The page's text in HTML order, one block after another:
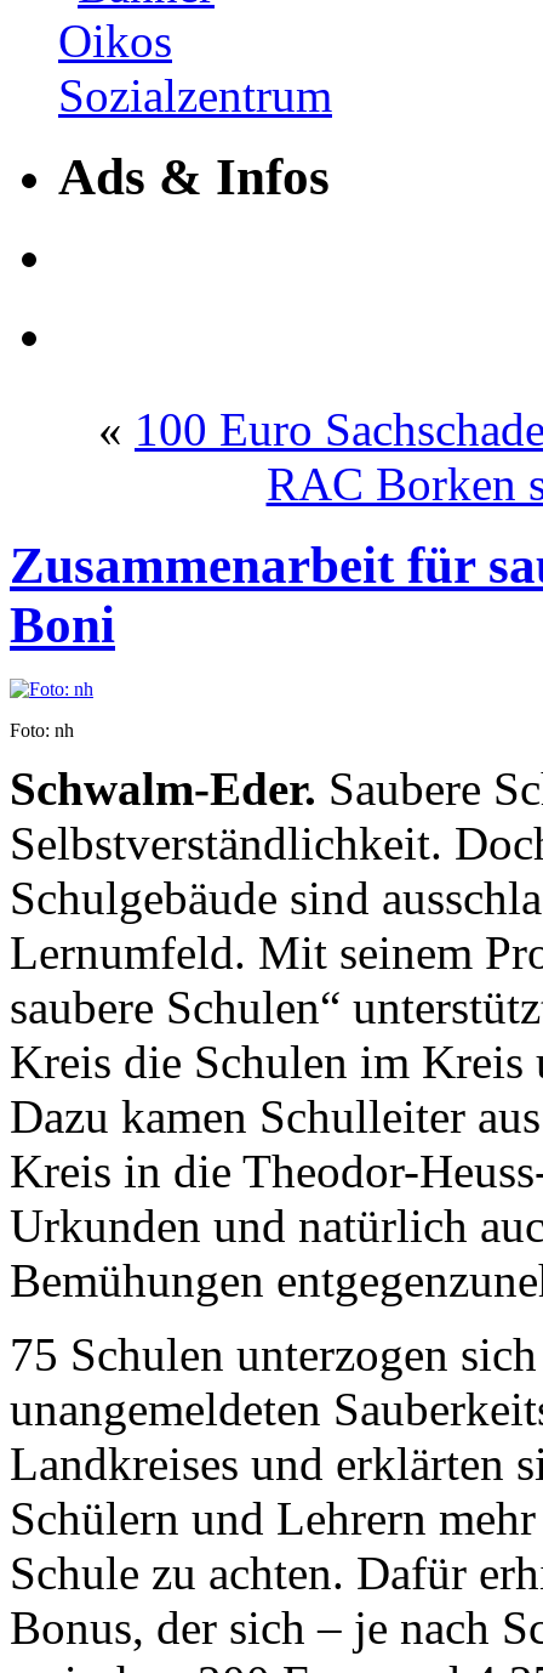
Ads & Infos
« 100 Euro
RAC Borken
Zusammenarbeit für
Boni
Foto: nh
Schwalm-Eder. Saubere
Selbstverständlichkeit.
Schulgebäude sind
Lernumfeld. Mit seinem
saubere Schulen“
Kreis die Schulen im Kreis
Dazu kamen Schulleiter
Kreis in die Theodor-
Urkunden und natürlich
Bemühungen
75 Schulen unterzogen
unangemeldeten
Landkreises und erklärten
Schülern und Lehrern
Schule zu achten. Dafür
Bonus, der sich – je nach